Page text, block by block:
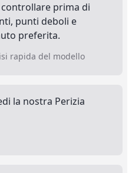
controllare prima di
punti deboli e
preferita.
rapida del modello
la nostra Perizia